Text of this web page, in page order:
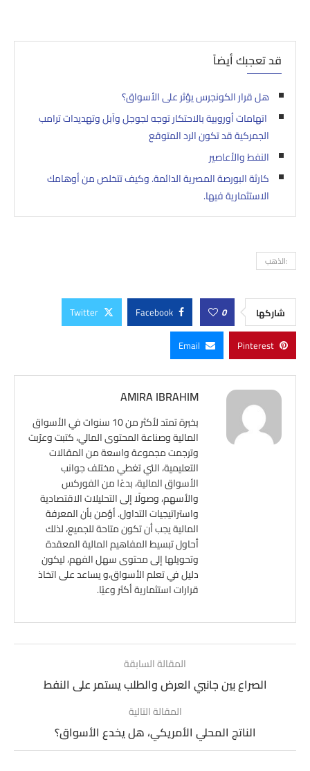
قد تعجبك أيضاً
هل قرار الكونجرس يؤثر على الأسواق؟
اتهامات أوروبية بالاحتكار توجه لجوجل وآبل وتهديدات ترامب
الجمركية قد تكون الرد المتوقع
النفط والأعاصير
كارثة البورصة المصرية الدائمة. وكيف تتخلص من أوهامك
الاستثمارية فيها.
:الذهب
شاركها 0
Facebook
Twitter
Pinterest
Email
AMIRA IBRAHIM
بخبرة تمتد لأكثر من 10 سنوات في الأسواق
المالية وصناعة المحتوى المالي، كتبت وعرّبت
وترجمت مجموعة واسعة من المقالات
التعليمية، التي تغطي مختلف جوانب
الأسواق المالية، بدءًا من الفوركس
والأسهم، وصولًا إلى التحليلات الاقتصادية
واستراتيجيات التداول. أؤمن بأن المعرفة
المالية يجب أن تكون متاحة للجميع، لذلك
أحاول تبسيط المفاهيم المالية المعقدة
وتحويلها إلى محتوى سهل الفهم، ليكون
دليل في تعلم الأسواق،و يساعد على اتخاذ
قرارات استثمارية أكثر وعيًا.
المقالة السابقة
الصراع بين جانبي العرض والطلب يستمر على النفط
المقالة التالية
الناتج المحلي الأمريكي، هل يخدع الأسواق؟